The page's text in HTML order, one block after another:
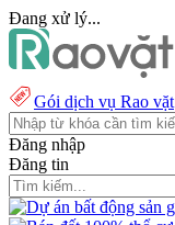
Đang xử lý...
Gói dịch vụ Rao vặt
Đăng nhập
Đăng tin